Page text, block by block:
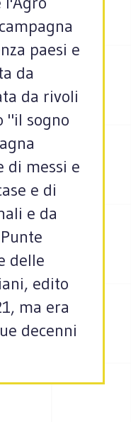
paesi e
da
da rivoli
"il sogno
di messi e
e di
e da
delle
edito
ma era
decenni